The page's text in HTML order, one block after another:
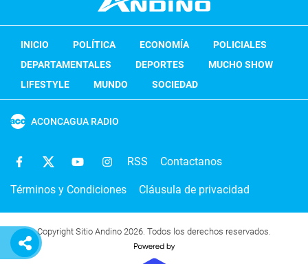
INICIO POLÍTICA ECONOMÍA
POLICIALES
DEPARTAMENTALES
DEPORTES
MUCHO SHOW
LIFESTYLE
MUNDO SOCIEDAD
ACONCAGUA RADIO
RSS Contactanos
Términos y Condiciones Cláusula de privacidad
Copyright Sitio Andino 2026. Todos los derechos reservados.